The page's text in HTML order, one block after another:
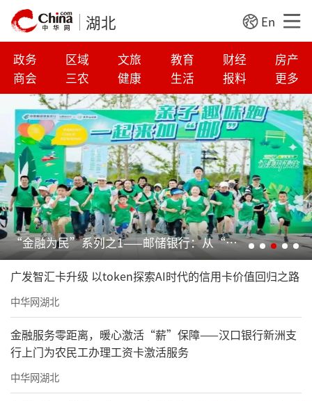
湖北 En
政务 区域 文旅 教育 财经
房产
商会
三农 健康 生活 报料 更多
谱写绿色金融大文章 中国银联“低碳计划”助力武汉碳普惠
广发智汇卡升级 以token探索AI时代的信用卡价值回归之路
中华网湖北
金融服务零距离，暖心激活“薪”保障——汉口银行新洲支
行上门为农民工办理工资卡激活服务
中华网湖北